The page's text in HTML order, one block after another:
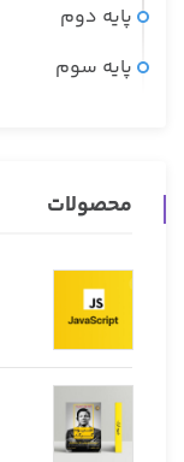
پایه دوم
پایه سوم
محصولات